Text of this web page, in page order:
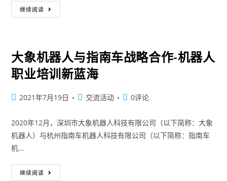
继续阅读
大象机器人与指南车战略合作-机器人
职业培训新蓝海
2021年7月19日 交流活动 0评论
2020年12月，深圳市大象机器人科技有限公司（以下简称：大象
机器人）与杭州指南车机器人科技有限公司（以下简称：指南车
机…
继续阅读